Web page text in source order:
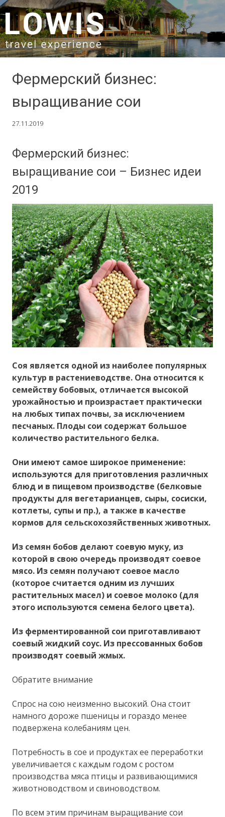
SKIP TO CONTENT
Фермерский бизнес:
выращивание сои
27.11.2019
Фермерский бизнес:
выращивание сои – Бизнес идеи
2019
Соя является одной из наиболее популярных
культур в растениеводстве. Она относится к
семейству бобовых, отличается высокой
урожайностью и произрастает практически
на любых типах почвы, за исключением
песчаных. Плоды сои содержат большое
количество растительного белка.
Они имеют самое широкое применение:
используются для приготовления различных
блюд и в пищевом производстве (белковые
продукты для вегетарианцев, сыры, сосиски,
котлеты, супы и пр.), а также в качестве
кормов для сельскохозяйственных животных.
Из семян бобов делают соевую муку, из
которой в свою очередь производят соевое
мясо. Из семян получают соевое масло
(которое считается одним из лучших
растительных масел) и соевое молоко (для
этого используются семена белого цвета).
Из ферментированной сои приготавливают
соевый жидкий соус. Из прессованных бобов
производят соевый жмых.
Обратите внимание
Спрос на сою неизменно высокий. Она стоит
намного дороже пшеницы и гораздо менее
подвержена колебаниям цен.
Потребность в сое и продуктах ее переработки
увеличивается с каждым годом с ростом
производства мяса птицы и развивающимися
животноводством и свиноводством.
По всем этим причинам выращивание сои